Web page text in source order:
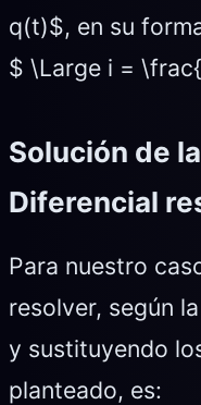
q(t)$, en su
$ \Large i =
Solución de
Diferencial
Para nuestro
resolver, según
y sustituyendo
planteado, es: